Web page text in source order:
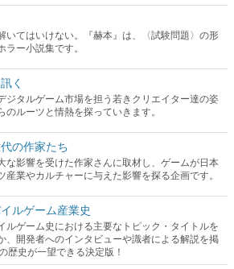
いてはいけない。『赫本』は、〈試験問題〉の形
ラー小説集です。
く
ジタルゲーム市場を担う若きクリエイター達の姿
のルーツと情熱を探っていきます。
の作家たち
な影響を受けた作家さんに取材し、ゲームが日本
産業やカルチャーに与えた影響を探る企画です。
ルゲーム産業史
ルゲーム史における主要なトピック・タイトルを
、開発者へのインタビューや識者による解説を掲
歴史が一望できる決定版！